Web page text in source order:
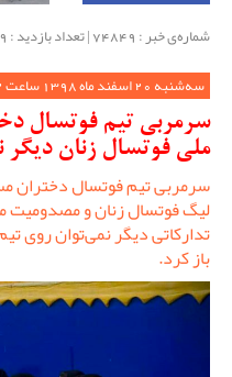
شماره‌ی خبر : ‌74849 | تعداد بازدید : 1729
سه‌شنبه 20 اسفند ماه 1398 ساعت 12:02
سرمربی تیم فوتسال
ملی فوتسال زنان
سرمربی تیم فوتسال دختران
لیگ فوتسال زنان و مصدومیت
تدارکاتی دیگر نمی‌توان روی
باز کرد.